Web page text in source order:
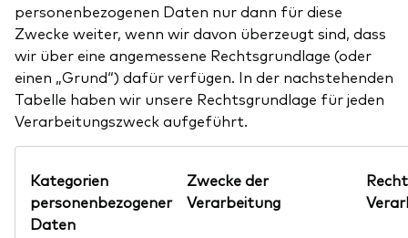
personenbezogenen Daten nur dann für diese
Zwecke weiter, wenn wir davon überzeugt sind, dass
wir über eine angemessene Rechtsgrundlage (oder
einen „Grund“) dafür verfügen. In der nachstehenden
Tabelle haben wir unsere Rechtsgrundlage für jeden
Verarbeitungszweck aufgeführt.
Kategorien
personenbezogener
Daten
Zwecke der
Verarbeitung